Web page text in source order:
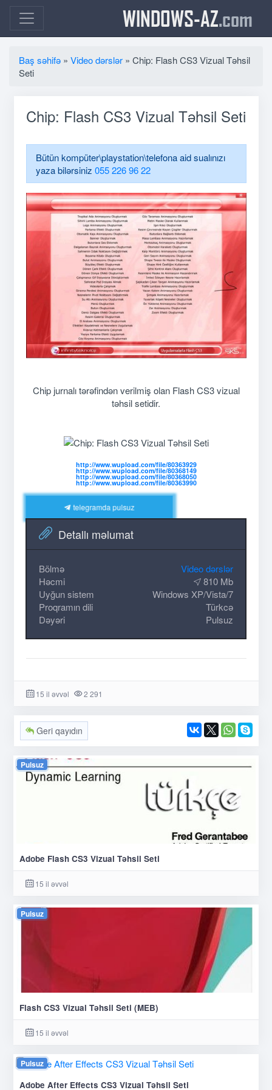
WINDOWS-AZ.com
Baş səhifə » Video dərslər » Chip: Flash CS3 Vizual Təhsil
Seti
Chip: Flash CS3 Vizual Təhsil Seti
Bütün kompüter\playstation\telefona aid sualınızı
yaza bilərsiniz 055 226 96 22
Chip jurnalı tərəfindən verilmiş olan Flash CS3 vizual
təhsil setidir.
http://www.wupload.com/file/80363929
http://www.wupload.com/file/80368149
http://www.wupload.com/file/80368050
http://www.wupload.com/file/80363990
telegramda pulsuz
Detallı məlumat
Bölmə
Video dərslər
Həcmi
810 Mb
Uyğun sistem
Windows XP/Vista/7
Proqramın dili
Türkcə
Dəyəri
Pulsuz
15 il əvvəl 2 291
Geri qayıdın
Pulsuz
Adobe Flash CS3 Vizual Təhsil Seti
15 il əvvəl
Pulsuz
Flash CS3 Vizual Təhsil Seti (MEB)
15 il əvvəl
Pulsuz
Adobe After Effects CS3 Vizual Təhsil Seti